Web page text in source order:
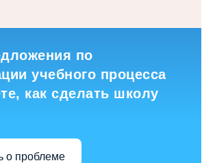
по
учебного процесса
как сделать школу
о проблеме